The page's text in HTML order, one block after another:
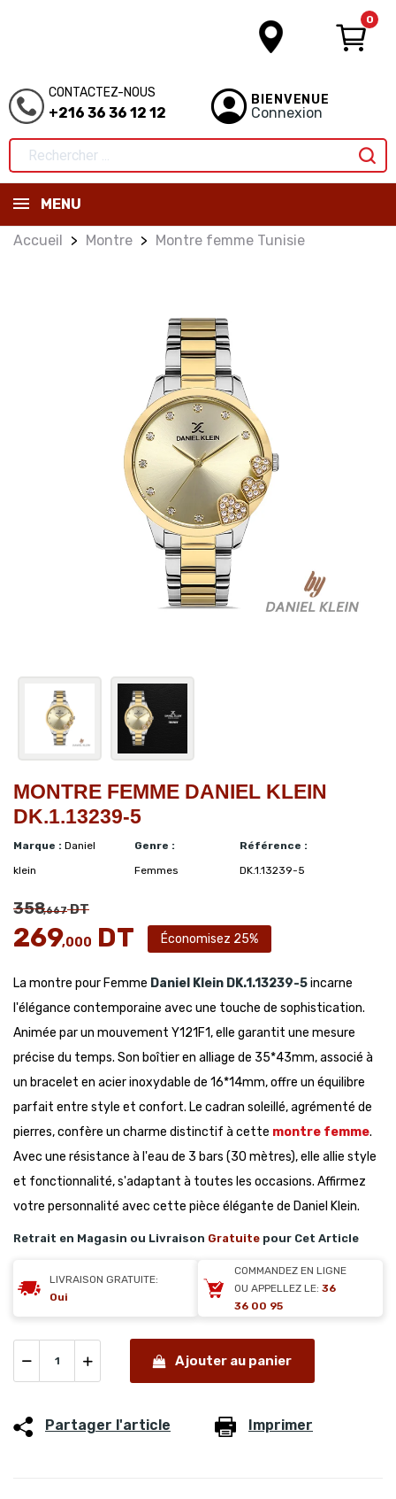
0
CONTACTEZ-NOUS
+216 36 36 12 12
BIENVENUE
Connexion
MENU
Accueil Montre Montre femme Tunisie
MONTRE FEMME DANIEL KLEIN
DK.1.13239-5
Marque : Daniel
klein
Genre :
Femmes
Référence :
DK.1.13239-5
358,667DT
269,000 DT Économisez 25%
La montre pour Femme Daniel Klein DK.1.13239-5incarne
l'élégance contemporaine avec une touche de sophistication.
Animée par un mouvement Y121F1, elle garantit une mesure
précise du temps. Son boîtier en alliage de 35*43mm, associé à
un bracelet en acier inoxydable de 16*14mm, offre un équilibre
parfait entre style et confort. Le cadran soleillé, agrémenté de
pierres, confère un charme distinctif à cette montre femme.
Avec une résistance à l'eau de 3 bars (30 mètres), elle allie style
et fonctionnalité, s'adaptant à toutes les occasions. Affirmez
votre personnalité avec cette pièce élégante de Daniel Klein.
Retrait en Magasin ou Livraison Gratuite pour Cet Article
LIVRAISON GRATUITE:
Oui
COMMANDEZ EN LIGNE
OU APPELLEZ LE: 36
36 00 95
Ajouter au panier
Partager l'article Imprimer